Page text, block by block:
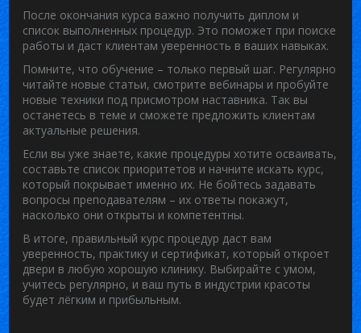
После окончания курса важно получить диплом и
список выполненных процедур. Это поможет при поиске
работы и даст клиентам уверенность в ваших навыках.
Помните, что обучение – только первый шаг. Регулярно
читайте новые статьи, смотрите вебинары и пробуйте
новые техники под присмотром наставника. Так вы
останетесь в теме и сможете предложить клиентам
актуальные решения.
Если вы уже знаете, какие процедуры хотите осваивать,
составьте список приоритетов и начните искать курс,
который покрывает именно их. Не бойтесь задавать
вопросы преподавателям – их ответы покажут,
насколько они открыты и компетентны.
В итоге, правильный курс процедур даст вам
уверенность, практику и сертификат, который откроет
двери в любую хорошую клинику. Выбирайте с умом,
учитесь регулярно, и ваш путь в индустрии красоты
будет лёгким и прибыльным.